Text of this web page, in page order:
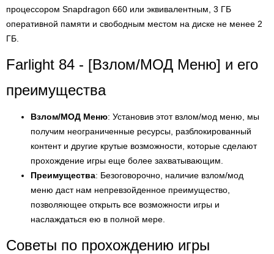
процессором Snapdragon 660 или эквивалентным, 3 ГБ
оперативной памяти и свободным местом на диске не менее 2
ГБ.
Farlight 84 - [Взлом/МОД Меню] и его
преимущества
Взлом/МОД Меню: Установив этот взлом/мод меню, мы
получим неограниченные ресурсы, разблокированный
контент и другие крутые возможности, которые сделают
прохождение игры еще более захватывающим.
Преимущества: Безоговорочно, наличие взлом/мод
меню даст нам непревзойденное преимущество,
позволяющее открыть все возможности игры и
наслаждаться ею в полной мере.
Советы по прохождению игры